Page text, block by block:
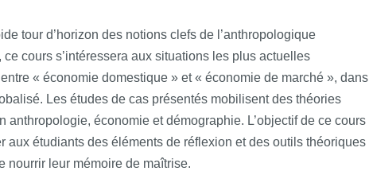
tour d’horizon des notions clefs de l’anthropologique
ce cours s’intéressera aux situations les plus actuelles
« économie domestique » et « économie de marché », dans
Les études de cas présentés mobilisent des théories
anthropologie, économie et démographie. L’objectif de ce cours
aux étudiants des éléments de réflexion et des outils théoriques
nourrir leur mémoire de maîtrise.